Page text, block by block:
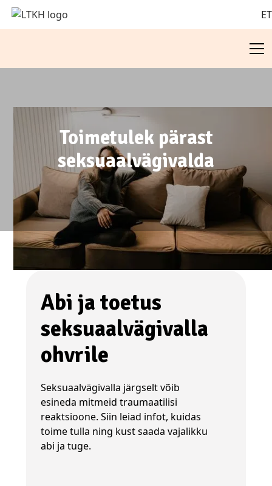
ET
Toimetulek pärast
seksuaalvägivalda
Abi ja toetus
seksuaalvägivalla
ohvrile
Seksuaalvägivalla järgselt võib
esineda mitmeid traumaatilisi
reaktsioone. Siin leiad infot, kuidas
toime tulla ning kust saada vajalikku
abi ja tuge.